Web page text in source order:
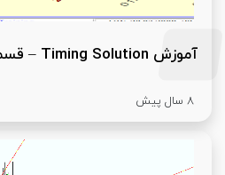
آموزش Timing Solution – قسمت 5
8 سال پیش